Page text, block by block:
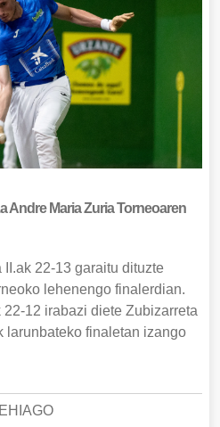
Andre Maria Zuria Torneoaren
22-13 garaitu dituzte
lehenengo finalerdian.
12 irabazi diete Zubizarreta
larunbateko finaletan izango